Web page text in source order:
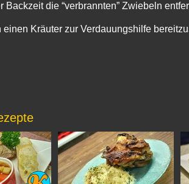
Backzeit die “verbrannten” Zwiebeln
einen Kräuter zur Verdauungshilfe